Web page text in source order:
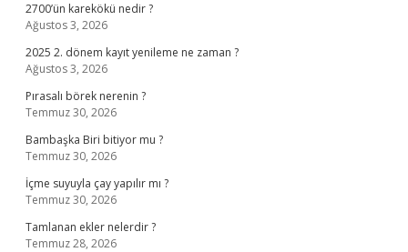
2700’ün karekökü nedir ?
Ağustos 3, 2026
2025 2. dönem kayıt yenileme ne zaman ?
Ağustos 3, 2026
Pırasalı börek nerenin ?
Temmuz 30, 2026
Bambaşka Biri bitiyor mu ?
Temmuz 30, 2026
İçme suyuyla çay yapılır mı ?
Temmuz 30, 2026
Tamlanan ekler nelerdir ?
Temmuz 28, 2026